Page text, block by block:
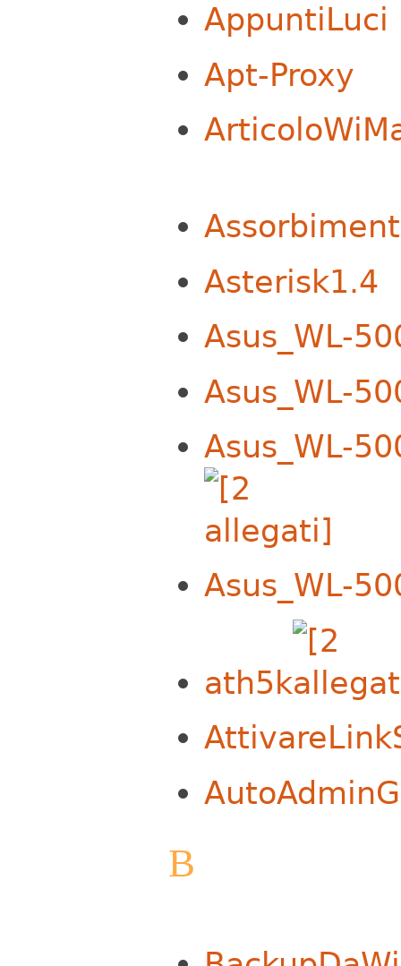
AppuntiLuci
Apt-Proxy
Asterisk1.4
Asus_WL-
Asus_WL-
Asus_WL-
Asus_WL-
ath5k
B